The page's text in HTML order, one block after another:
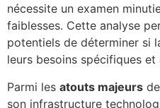
nécessite un examen
faiblesses. Cette analyse
potentiels de déterminer si
leurs besoins spécifiques
Parmi les atouts majeurs
son infrastructure